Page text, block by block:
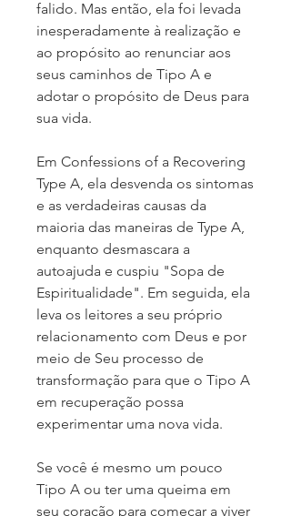
falido. Mas então, ela foi levada
inesperadamente à realização e
ao propósito ao renunciar aos
seus caminhos de Tipo A e
adotar o propósito de Deus para
sua vida.
Em Confessions of a Recovering
Type A, ela desvenda os sintomas
e as verdadeiras causas da
maioria das maneiras de Type A,
enquanto desmascara a
autoajuda e cuspiu "Sopa de
Espiritualidade". Em seguida, ela
leva os leitores a seu próprio
relacionamento com Deus e por
meio de Seu processo de
transformação para que o Tipo A
em recuperação possa
experimentar uma nova vida.
Se você é mesmo um pouco
Tipo A ou ter uma queima em
seu coração para começar a viver